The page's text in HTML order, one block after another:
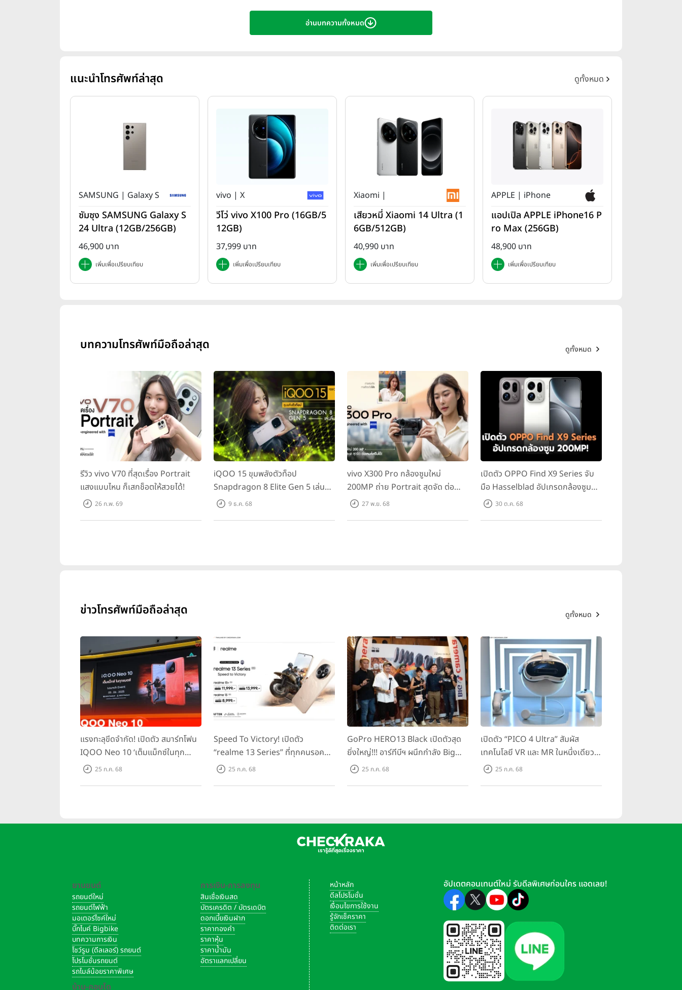
เทียบรุ่นสมาร์ทโฟนเรือธง Sony Xperia XZ Premium, Huawei P10 Plus และ LG G6
สมาร์ทโฟนระดับเรือธงที่น่าสนใจที่เพิ่งเปิดตัวไปให้เพื่อน ๆ ได้พิจารณากันครับ ว่ารุ่นไหนจะตรงกับความต้องการของมากที่สุด ระหว่าง
เปรียบเทียบรายละเอียดสเปค
Snapdragon 835, CPU Octa-core (4x2.45 GHz Kryo & 4x1.9 GHz Kryo), GPU Adreno 540, RAM 4GB, หน่วยความจำภายใน
64GB (เพิ่มหน่วยความจำภายนอกได้), Wi-Fi 802.11 a/b/g/n/ac, Bluetooth 5.0, เซ็นเซอร์ Fingerprint (side-mounted, region
dependent), accelerometer, gyro, proximity, barometer, compass, color spectrum, ทำงานบน Android 7.1 Nougat,
แบตเตอรี่ความจุ 3,230 mAh รองรับโหมด STAMINA (โหมดประหยัดและควบคุมพลังงาน) และ Quick Charge 3.0, มาตรฐานกันน้ำ และฝุ่น
ระดับ IP68
Huawei P10 Plus
รองรับ 4.5G (4x4MIMO 600Mbps), มาพร้อมชิปเซ็ต HiSilicon Kirin 960, CPU Octa-core (4x2.4 GHz
Cortex-A73 & 4x1.8 GHz Cortex-A53), GPU Mali-G71 MP8, RAM 4GB และ 6GB, หน่วยความจำภายใน 64GB และ 128GB (เพิ่ม
หน่วยความจำภายนอกได้), Wi-Fi 802.11 a/b/g/n/ac, Bluetooth 4.2, เซ็นเซอร์ Fingerprint (front-mounted), accelerometer,
gyro, proximity, compass, ทำงานบน Android 7.0 Nougat, แบตเตอรี่ความจุ 3,750 mAh พร้อมทั้งรองรับ Fast battery charging
จะดูโดดเด่นที่สุดครับ เลือกใช้ชิปเซ็ตรุ่นล่าสุด Snapdragon 835 ส่วนทาง
ก็ใช้ชิปเซ็ตล่าสุดของทาง Huawei เช่นกัน แต่เคยใช้ไปแล้วใน Huawei Mate 9 Series และทาง
ในส่วนของ RAM และหน่วยความจำ ต้องยกให้ทาง
Huawei P10 Plusเพราะมีตัวเลือก RAM 6GB และหน่วยความจำ 128GB มาให้ ในทั้ง 3 รุ่น
ony Xperia XZ Premiumรุ่นเดียวที่มาพร้อม Bluetooth 5.0 ในส่วนเซ็นเซอร์ ทั้ง Sony Xperia XZ PremiumและLG G6
เยอะพอๆ กัน
ใน 3 รุ่นนี้
Huawei P10 Plusรองรับเครือข่ายเหนือกว่าคู่แข่ง โดยมาพร้อมเทคโนโลยี 4.5G (4x4MIMO 600Mbps) ซึ่งมีเฉพาะใน Huawei
P10 Plus เท่านั้น ส่วน Huawei P10 จะไม่มีมาให้ รองลงมาจะเป็น
ที่รองรับ 4G LTE-A (2CA) Cat16 1024/150
Mbps และสุดท้าย
รองรับ 4G LTE-A (3CA) Cat12 600/150 Mbps
อ่านบทความทั้งหมด
แนะนำโทรศัพท์ล่าสุด ดูทั้งหมด
SAMSUNG | Galaxy S
ซัมซุง SAMSUNG Galaxy S
24 Ultra (12GB/256GB)
46,900 บาท
เพิ่มเพื่อเปรียบเทียบ
vivo | X
วีโว่ vivo X100 Pro (16GB/5
12GB)
37,999 บาท
เพิ่มเพื่อเปรียบเทียบ
Xiaomi |
เสียวหมี่ Xiaomi 14 Ultra (1
6GB/512GB)
40,990 บาท
เพิ่มเพื่อเปรียบเทียบ
APPLE | iPhone
แอปเปิล APPLE iPhone16 P
ro Max (256GB)
48,900 บาท
เพิ่มเพื่อเปรียบเทียบ
บทความโทรศัพท์มือถือล่าสุด ดูทั้งหมด
รีวิว vivo V70 ที่สุดเรื่อง Portrait
แสงแบบไหน ก็เสกช็อตให้สวยได้!
26 ก.พ. 69
iQOO 15 ขุมพลังตัวท็อป
Snapdragon 8 Elite Gen 5 เล่นลื่น
ทุกเกม!9 ธ.ค. 68
vivo X300 Pro กล้องซูมใหม่
200MP ถ่าย Portrait สุดจัด ต่อ
เลนส์เสริมได้!
27 พ.ย. 68
เปิดตัว OPPO Find X9 Series จับ
มือ Hasselblad อัปเกรดกล้องซูม
200MP!30 ต.ค. 68
ข่าวโทรศัพท์มือถือล่าสุด ดูทั้งหมด
แรงทะลุขีดจำกัด! เปิดตัว สมาร์ทโฟน
IQOO Neo 10 ‘เต็มแม็กซ์ในทุก
แมตช์’ ในราคาเริ่มต้นเพียง 15,900
25 ก.ค. 68
Speed To Victory! เปิดตัว
“realme 13 Series” ที่ทุกคนรอคอย
อัพเกรดชิปเซ็ตตัวแรง ขึ้นแท่น
25 ก.ค. 68
GoPro HERO13 Black เปิดตัวสุด
ยิ่งใหญ่!!! อาร์ทีบีฯ ผนึกกำลัง Big
Camera และ GoPro จัดกิจกรรมสุด
25 ก.ค. 68
เปิดตัว “PICO 4 Ultra” สัมผัส
เทคโนโลยี VR และ MR ในหนึ่งเดียว
ยกระดับการทำงานและความบันเทิง
25 ก.ค. 68
ยานยนต์
รถยนต์ใหม่
รถยนต์ไฟฟ้า
มอเตอร์ไซค์ใหม่
บิ๊กไบค์ Bigbike
บทความการเงิน
โชว์รูม (ดีลเลอร์) รถยนต์
โปรโมชั่นรถยนต์
รถไมล์น้อยราคาพิเศษ
บ้าน-คอนโด
การเงิน-การลงทุน
สินเชื่อเงินสด
บัตรเครดิต / บัตรเดบิต
ดอกเบี้ยเงินฝาก
ราคาทองคำ
ราคาหุ้น
ราคาน้ำมัน
อัตราแลกเปลี่ยน
หน้าหลัก
ดีลโปรโมชั่น
เงื่อนไขการใช้งาน
รู้จักเช็คราคา
ติดต่อเรา
อัปเดตคอนเทนต์ใหม่ รับดีลพิเศษก่อนใคร แอดเลย!